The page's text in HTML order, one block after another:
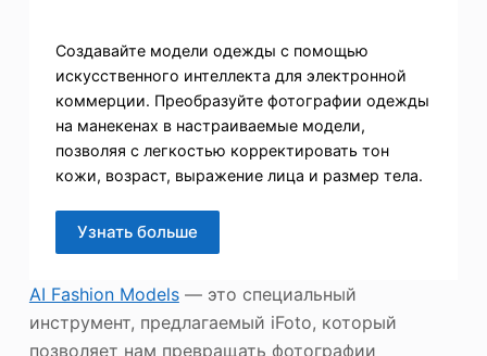
Создавайте модели одежды с помощью
искусственного интеллекта для электронной
коммерции. Преобразуйте фотографии одежды
на манекенах в настраиваемые модели,
позволяя с легкостью корректировать тон
кожи, возраст, выражение лица и размер тела.
Узнать больше
AI Fashion Models— это специальный
инструмент, предлагаемый iFoto, который
позволяет нам превращать фотографии